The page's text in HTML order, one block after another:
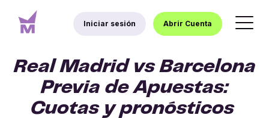
Iniciar sesión Abrir Cuenta
Real Madrid vs Barcelona
Previa de Apuestas:
Cuotas y pronósticos